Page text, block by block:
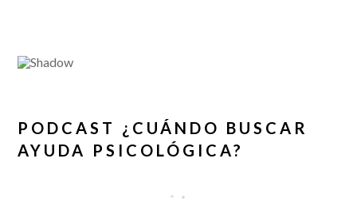
PODCAST ¿CUÁNDO BUSCAR
AYUDA PSICOLÓGICA?